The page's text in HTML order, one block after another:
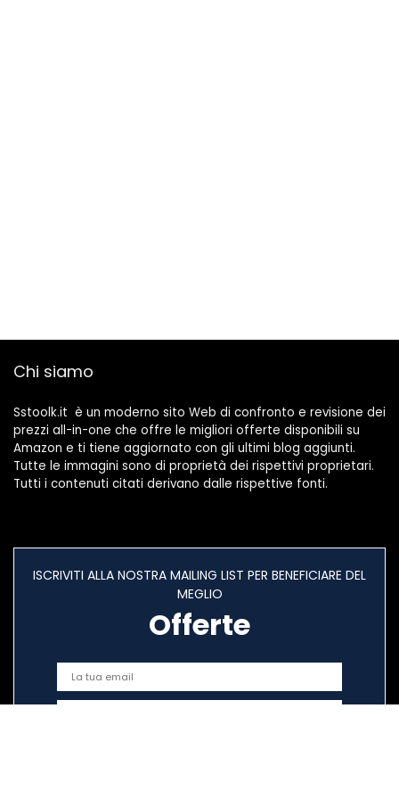
Chi siamo
Sstoolk.it è un moderno sito Web di confronto e revisione dei
prezzi all-in-one che offre le migliori offerte disponibili su
Amazon e ti tiene aggiornato con gli ultimi blog aggiunti.
Tutte le immagini sono di proprietà dei rispettivi proprietari.
Tutti i contenuti citati derivano dalle rispettive fonti.
ISCRIVITI ALLA NOSTRA MAILING LIST PER BENEFICIARE DEL
MEGLIO
Offerte